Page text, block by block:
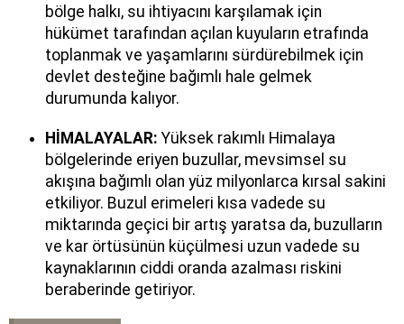
bölge halkı, su ihtiyacını karşılamak için
hükümet tarafından açılan kuyuların etrafında
toplanmak ve yaşamlarını sürdürebilmek için
devlet desteğine bağımlı hale gelmek
durumunda kalıyor.
HİMALAYALAR: Yüksek rakımlı Himalaya
bölgelerinde eriyen buzullar, mevsimsel su
akışına bağımlı olan yüz milyonlarca kırsal sakini
etkiliyor. Buzul erimeleri kısa vadede su
miktarında geçici bir artış yaratsa da, buzulların
ve kar örtüsünün küçülmesi uzun vadede su
kaynaklarının ciddi oranda azalması riskini
beraberinde getiriyor.